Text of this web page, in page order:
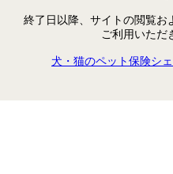
終了日以降、サイトの閲覧お
ご利用いただ
犬・猫のペット保険シ